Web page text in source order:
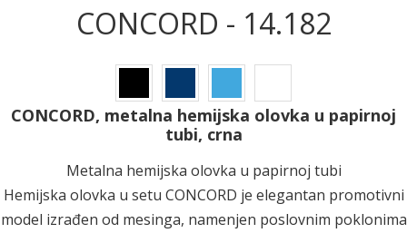
CONCORD - 14.182
CONCORD, metalna hemijska olovka u papirnoj
tubi, crna
Metalna hemijska olovka u papirnoj tubi
Hemijska olovka u setu CONCORD je elegantan promotivni
model izrađen od mesinga, namenjen poslovnim poklonima